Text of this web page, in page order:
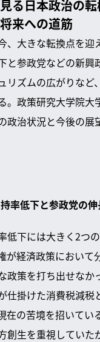
る日本政治の
来への道筋
、大きな転換点を迎
と参政党などの新興
リズムの広がりなど
。政策研究大学院大
政治状況と今後の展
率低下と参政党の
低下には大きく2つの
が経済政策において
政策を打ち出せなか
仕掛けた消費税減税
在の苦境を招いてい
創生を重視していた